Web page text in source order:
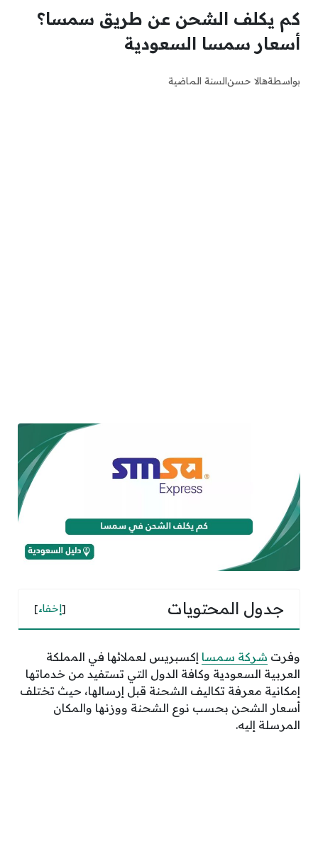
كم يكلف الشحن عن طريق سمسا؟
أسعار سمسا السعودية
بواسطةهالا حسنالسنة الماضية
جدول المحتويات [إخفاء]
وفرت شركة سمسا إكسبريس لعملائها في المملكة
العربية السعودية وكافة الدول التي تستفيد من خدماتها
إمكانية معرفة تكاليف الشحنة قبل إرسالها، حيث تختلف
أسعار الشحن بحسب نوع الشحنة ووزنها والمكان
المرسلة إليه.